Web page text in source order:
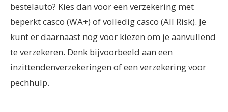
bestelauto? Kies dan voor een verzekering met
beperkt casco (WA+) of volledig casco (All Risk). Je
kunt er daarnaast nog voor kiezen om je aanvullend
te verzekeren. Denk bijvoorbeeld aan een
inzittendenverzekeringen of een verzekering voor
pechhulp.